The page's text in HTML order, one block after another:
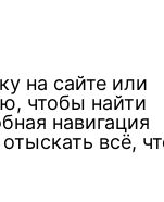
на сайте или
чтобы найти
навигация
всё,